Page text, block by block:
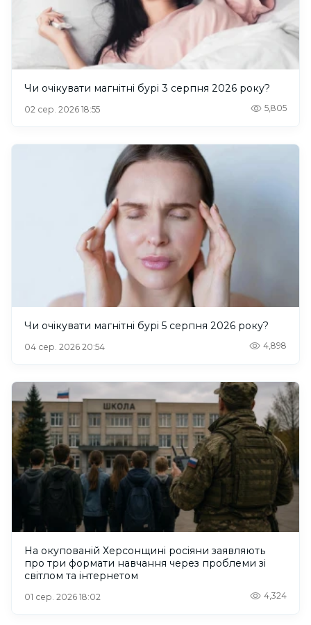
Чи очікувати магнітні бурі 3 серпня 2026 року?
02 сер. 2026 18:55 5,805
Чи очікувати магнітні бурі 5 серпня 2026 року?
04 сер. 2026 20:54 4,898
На окупованій Херсонщині росіяни заявляють
про три формати навчання через проблеми зі
світлом та інтернетом
01 сер. 2026 18:02 4,324